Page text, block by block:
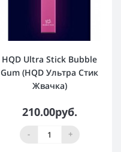
HQD Ultra Stick Bubble
Gum (HQD Ультра Стик
Жвачка)
210.00руб.
- +